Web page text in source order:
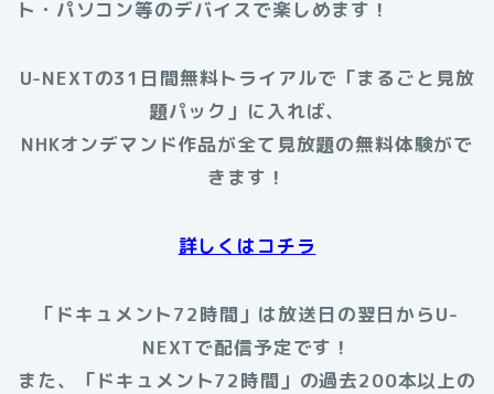
ト・パソコン等のデバイスで楽しめます！
U-NEXTの31日間無料トライアルで「まるごと見放
題パック」に入れば、
NHKオンデマンド作品が全て見放題の無料体験がで
きます！
詳しくはコチラ
「ドキュメント72時間」は放送日の翌日からU-
NEXTで配信予定です！
また、「ドキュメント72時間」の過去200本以上の